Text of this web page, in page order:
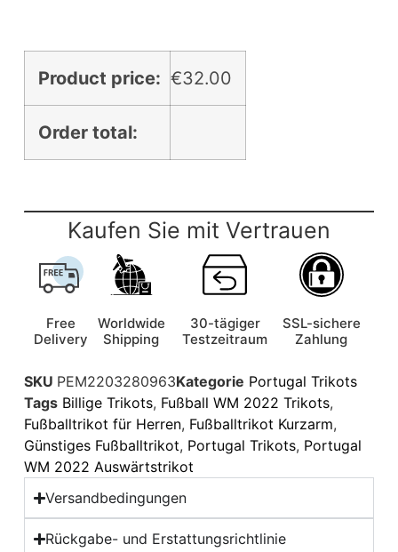
Product price: €32.00
Order total:
Kaufen Sie mit Vertrauen
Free
Delivery
Worldwide
Shipping
30-tägiger
Testzeitraum
SSL-sichere
Zahlung
SKU PEM2203280963Kategorie Portugal Trikots
Tags Billige Trikots, Fußball WM 2022 Trikots,
Fußballtrikot für Herren, Fußballtrikot Kurzarm,
Günstiges Fußballtrikot, Portugal Trikots, Portugal
WM 2022 Auswärtstrikot
Versandbedingungen
Rückgabe- und Erstattungsrichtlinie